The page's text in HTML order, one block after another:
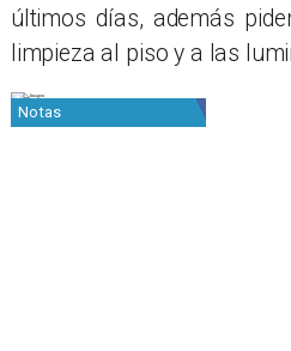
últimos días, además
limpieza al piso y a las
Notas